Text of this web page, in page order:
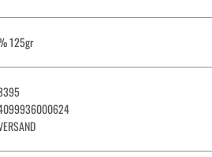
125gr